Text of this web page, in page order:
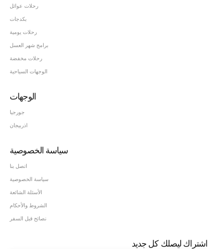
رحلات عوائل
بكدجات
رحلات يومية
برامج شهر العسل
رحلات مخفضة
الوجهات السياحية
الوجهات
جورجيا
اذربيجان
سياسة الخصوصية
اتصل بنا
سياسة الخصوصية
الأسئلة الشائعة
الشروط والأحكام
نصائح قبل السفر
اشتراك ليصلك كل جديد